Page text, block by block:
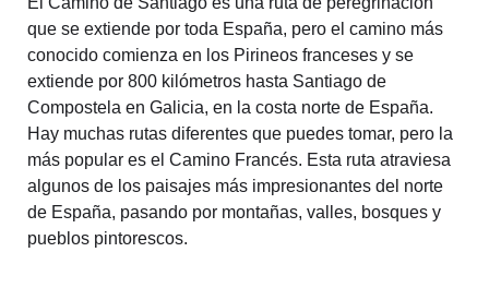
que se extiende por toda España, pero el camino más
conocido comienza en los Pirineos franceses y se
extiende por 800 kilómetros hasta Santiago de
Compostela en Galicia, en la costa norte de España.
Hay muchas rutas diferentes que puedes tomar, pero la
más popular es el Camino Francés. Esta ruta atraviesa
algunos de los paisajes más impresionantes del norte
de España, pasando por montañas, valles, bosques y
pueblos pintorescos.